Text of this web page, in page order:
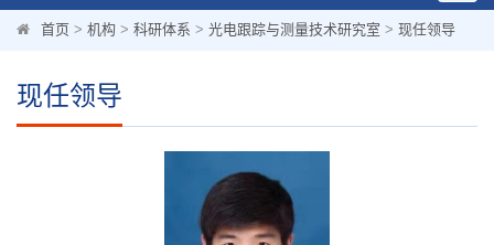
首页 > 机构 > 科研体系 > 光电跟踪与测量技术研究室 > 现任领导
现任领导